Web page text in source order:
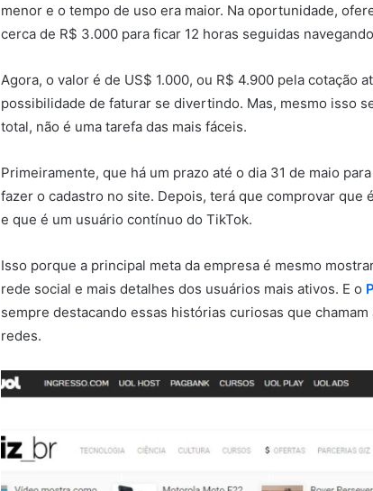
menor e o tempo de uso era maior. Na oportunidade,
cerca de R$ 3.000 para ficar 12 horas seguidas
Agora, o valor é de US$ 1.000, ou R$ 4.900 pela cotação
possibilidade de faturar se divertindo. Mas, mesmo isso
total, não é uma tarefa das mais fáceis.
Primeiramente, que há um prazo até o dia 31 de maio
fazer o cadastro no site. Depois, terá que comprovar que
e que é um usuário contínuo do TikTok.
Isso porque a principal meta da empresa é mesmo
rede social e mais detalhes dos usuários mais ativos. E o
sempre destacando essas histórias curiosas que chamam
redes.